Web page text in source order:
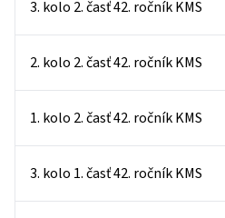
3. kolo 2. časť 42. ročník KMS
2. kolo 2. časť 42. ročník KMS
1. kolo 2. časť 42. ročník KMS
3. kolo 1. časť 42. ročník KMS